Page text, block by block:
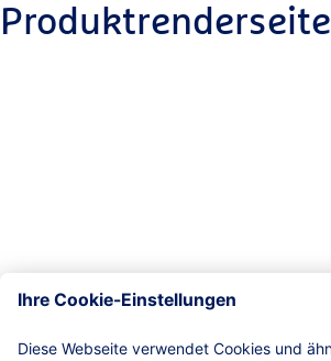
Produktrenderseite